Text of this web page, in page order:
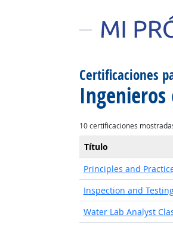
Certificaciones
Ingenieros
10 certificaciones
Título
Principles and
Inspection and
Water Lab Analyst